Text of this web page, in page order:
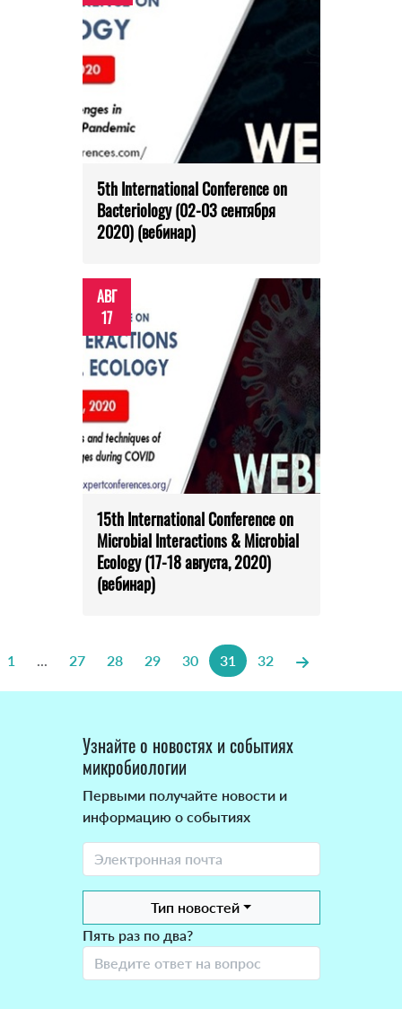
5th International Conference on
Bacteriology (02-03 сентября
2020) (вебинар)
АВГ
17
15th International Conference on
Microbial Interactions & Microbial
Ecology (17-18 августа, 2020)
(вебинар)
1 ... 27 28 29 30 31 32
Узнайте о новостях и событиях
микробиологии
Первыми получайте новости и
информацию о событиях
Тип новостей
Пять раз по два?